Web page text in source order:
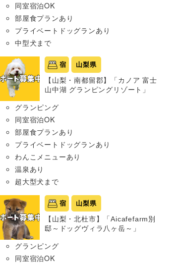
同室宿泊OK
部屋食プランあり
プライベートドッグランあり
中型犬まで
宿 山梨県
【山梨・南都留郡】「カノア 富士
山中湖 グランピングリゾート」
グランピング
同室宿泊OK
部屋食プランあり
プライベートドッグランあり
わんこメニューあり
温泉あり
超大型犬まで
宿 山梨県
【山梨・北杜市】「Aicafefarm別
邸～ドッグヴィラ八ヶ岳～」
グランピング
同室宿泊OK